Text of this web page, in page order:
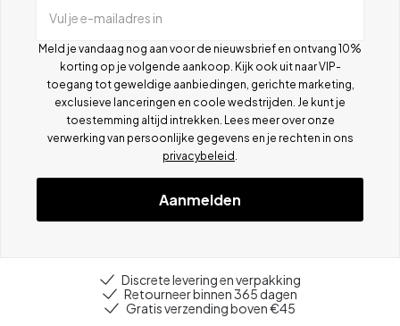
Vul je e-mailadres in
Meld je vandaag nog aan voor de nieuwsbrief en ontvang 10%
korting op je volgende aankoop. Kijk ook uit naar VIP-
toegang tot geweldige aanbiedingen, gerichte marketing,
exclusieve lanceringen en coole wedstrijden. Je kunt je
toestemming altijd intrekken. Lees meer over onze
verwerking van persoonlijke gegevens en je rechten in ons
privacybeleid
Aanmelden
Discrete levering en verpakking
Retourneer binnen 365 dagen
Gratis verzending boven €45